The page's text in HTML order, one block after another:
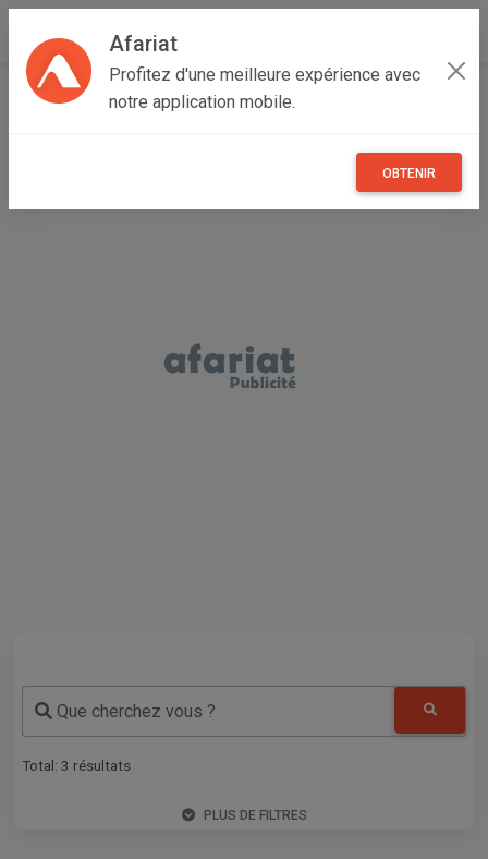
Afariat
Profitez d'une meilleure expérience avec
notre application mobile.
OBTENIR
Accueil Annonceur AH AB
Que cherchez vous ?
Total: 3 résultats
PLUS DE FILTRES